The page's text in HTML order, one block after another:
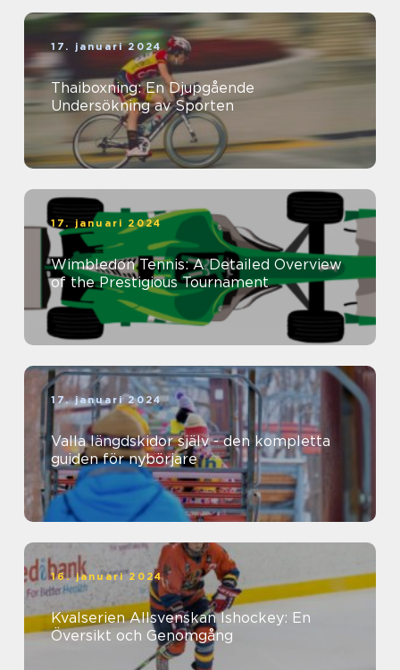
17. januari 2024
Thaiboxning: En Djupgående
Undersökning av Sporten
17. januari 2024
Wimbledon Tennis: A Detailed Overview
of the Prestigious Tournament
17. januari 2024
Valla längdskidor själv - den kompletta
guiden för nybörjare
16. januari 2024
Kvalserien Allsvenskan Ishockey: En
Översikt och Genomgång